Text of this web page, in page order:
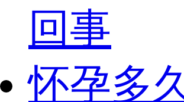
回事
怀孕多